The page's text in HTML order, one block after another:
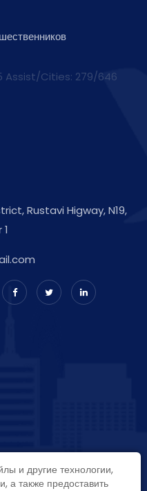
Assist/Cities: 279/646
Rustavi Higway, N19,
и другие технологии,
а также предоставить